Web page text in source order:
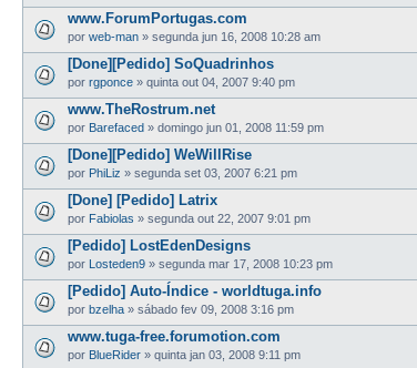
www.ForumPortugas.com
por web-man » segunda jun 16, 2008 10:28 am
[Done][Pedido] SoQuadrinhos
por rgponce » quinta out 04, 2007 9:40 pm
www.TheRostrum.net
por Barefaced » domingo jun 01, 2008 11:59 pm
[Done][Pedido] WeWillRise
por PhiLiz » segunda set 03, 2007 6:21 pm
[Done] [Pedido] Latrix
por Fabiolas » segunda out 22, 2007 9:01 pm
[Pedido] LostEdenDesigns
por Losteden9 » segunda mar 17, 2008 10:23 pm
[Pedido] Auto-Índice - worldtuga.info
por bzelha » sábado fev 09, 2008 3:16 pm
www.tuga-free.forumotion.com
por BlueRider » quinta jan 03, 2008 9:11 pm